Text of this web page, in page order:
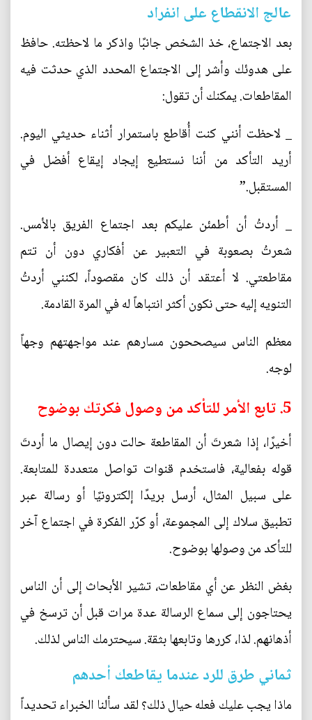
عالج الانقطاع على انفراد
بعد الاجتماع، خذ الشخص جانبًا واذكر ما لاحظته. حافظ
على هدوئك وأشر إلى الاجتماع المحدد الذي حدثت فيه
المقاطعات. يمكنك أن تقول:
_ لاحظت أنني كنت أُقاطع باستمرار أثناء حديثي اليوم.
أريد التأكد من أننا نستطيع إيجاد إيقاع أفضل في
المستقبل.”
_ أردتُ أن أطمئن عليكم بعد اجتماع الفريق بالأمس.
شعرتُ بصعوبة في التعبير عن أفكاري دون أن تتم
مقاطعتي. لا أعتقد أن ذلك كان مقصوداً، لكنني أردتُ
التنويه إليه حتى نكون أكثر انتباهاً له في المرة القادمة.
معظم الناس سيصححون مسارهم عند مواجهتهم وجهاً
لوجه.
5. تابع الأمر للتأكد من وصول فكرتك بوضوح
أخيرًا، إذا شعرتَ أن المقاطعة حالت دون إيصال ما أردتَ
قوله بفعالية، فاستخدم قنوات تواصل متعددة للمتابعة.
على سبيل المثال، أرسل بريدًا إلكترونيًا أو رسالة عبر
تطبيق سلاك إلى المجموعة، أو كرّر الفكرة في اجتماع آخر
للتأكد من وصولها بوضوح.
بغض النظر عن أي مقاطعات، تشير الأبحاث إلى أن الناس
يحتاجون إلى سماع الرسالة عدة مرات قبل أن ترسخ في
أذهانهم. لذا، كررها وتابعها بثقة. سيحترمك الناس لذلك.
ثماني طرق للرد عندما يقاطعك أحدهم
ماذا يجب عليك فعله حيال ذلك؟ لقد سألنا الخبراء تحديداً